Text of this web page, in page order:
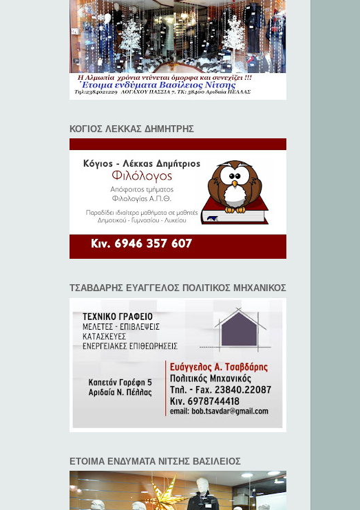
ΚΟΓΙΟΣ ΛΕΚΚΑΣ ΔΗΜΗΤΡΗΣ
ΤΣΑΒΔΑΡΗΣ ΕΥΑΓΓΕΛΟΣ ΠΟΛΙΤΙΚΟΣ ΜΗΧΑΝΙΚΟΣ
ΕΤΟΙΜΑ ΕΝΔΥΜΑΤΑ ΝΙΤΣΗΣ ΒΑΣΙΛΕΙΟΣ